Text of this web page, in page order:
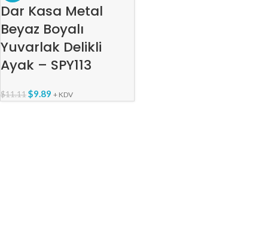
Dar Kasa Metal
Beyaz Boyalı
Yuvarlak Delikli
Ayak – SPY113
$11.11$9.89 + KDV